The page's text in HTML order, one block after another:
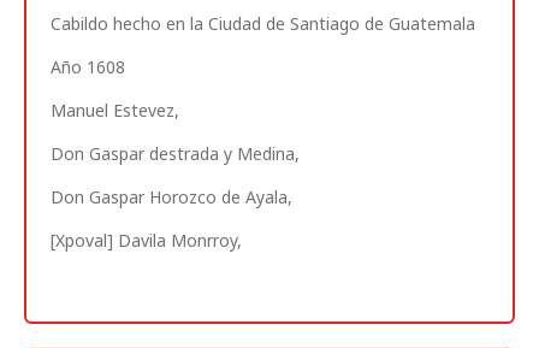
Cabildo hecho en la Ciudad de Santiago de Guatemala
Año 1608
Manuel Estevez,
Don Gaspar destrada y Medina,
Don Gaspar Horozco de Ayala,
[Xpoval] Davila Monrroy,